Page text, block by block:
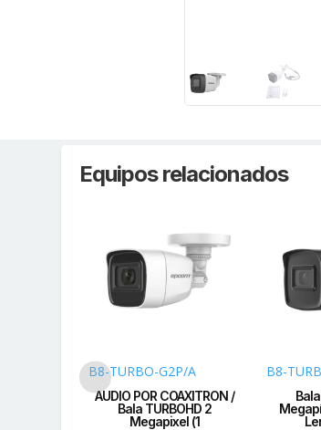
Equipos relacionados
B8-TURBO-G2P/A
AUDIO POR COAXITRON /
Bala TURBOHD 2
Megapixel (1
B8-